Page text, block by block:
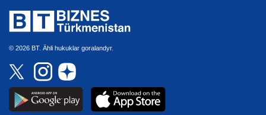
© 2026 BT. Ähli hukuklar goralandyr.